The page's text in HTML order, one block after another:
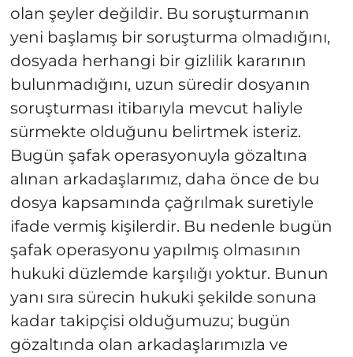
olan şeyler değildir. Bu soruşturmanın
yeni başlamış bir soruşturma olmadığını,
dosyada herhangi bir gizlilik kararının
bulunmadığını, uzun süredir dosyanın
soruşturması itibarıyla mevcut haliyle
sürmekte olduğunu belirtmek isteriz.
Bugün şafak operasyonuyla gözaltına
alınan arkadaşlarımız, daha önce de bu
dosya kapsamında çağrılmak suretiyle
ifade vermiş kişilerdir. Bu nedenle bugün
şafak operasyonu yapılmış olmasının
hukuki düzlemde karşılığı yoktur. Bunun
yanı sıra sürecin hukuki şekilde sonuna
kadar takipçisi olduğumuzu; bugün
gözaltında olan arkadaşlarımızla ve